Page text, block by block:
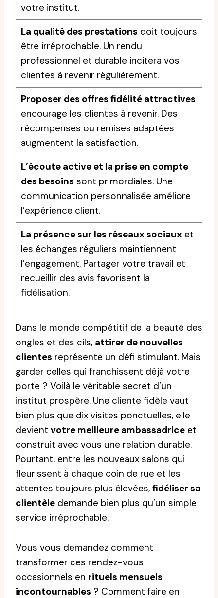
votre institut.
La qualité des prestations doit toujours
être irréprochable. Un rendu
professionnel et durable incitera vos
clientes à revenir régulièrement.
Proposer des offres fidélité attractives
encourage les clientes à revenir. Des
récompenses ou remises adaptées
augmentent la satisfaction.
L’écoute active et la prise en compte
des besoins sont primordiales. Une
communication personnalisée améliore
l’expérience client.
La présence sur les réseaux sociauxet
les échanges réguliers maintiennent
l’engagement. Partager votre travail et
recueillir des avis favorisent la
fidélisation.
Dans le monde compétitif de la beauté des
ongles et des cils, attirer de nouvelles
clientes représente un défi stimulant. Mais
garder celles qui franchissent déjà votre
porte ? Voilà le véritable secret d’un
institut prospère. Une cliente fidèle vaut
bien plus que dix visites ponctuelles, elle
devient votre meilleure ambassadrice et
construit avec vous une relation durable.
Pourtant, entre les nouveaux salons qui
fleurissent à chaque coin de rue et les
attentes toujours plus élevées, fidéliser sa
clientèle demande bien plus qu’un simple
service irréprochable.
Vous vous demandez comment
transformer ces rendez-vous
occasionnels en rituels mensuels
incontournables ? Comment faire en